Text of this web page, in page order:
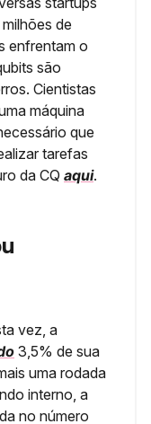
de
enfrentam o
são
Cientistas
máquina
que
tarefas
da CQ aqui.
vez, a
3,5% de sua
uma rodada
interno, a
no número